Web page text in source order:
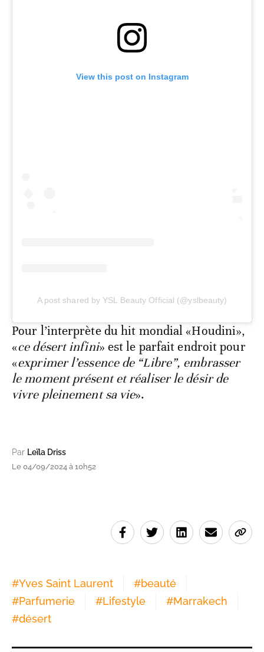
View this post on Instagram
A post shared by YSL Beauty Official (@yslbeauty)
Pour l’interprète du hit mondial «Houdini»,
«ce désert infini» est le parfait endroit pour
«exprimer l’essence de “Libre”, embrasser
le moment présent et réaliser le désir de
vivre pleinement sa vie».
Par Leïla Driss
Le 04/09/2024 à 10h52
#Yves Saint Laurent #beauté
#Parfumerie #Lifestyle #Marrakech
#désert